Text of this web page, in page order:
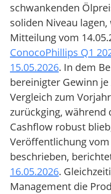
schwankenden
soliden Niveau
Mitteilung vom
ConocoPhillips Q1
15.05.2026. In dem
bereinigter Gewinn
Vergleich zum
zurückging, während
Cashflow robust
Veröffentlichung vom
beschrieben,
16.05.2026.
Management die